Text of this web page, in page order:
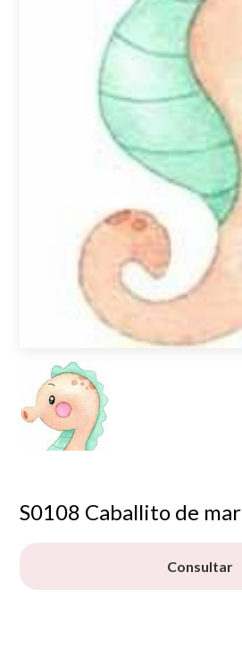
S0108 Caballito de mar
Consultar